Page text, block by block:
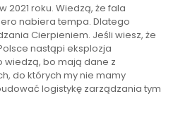
2021 roku. Wiedzą, że fala
nabiera tempa. Dlatego
Cierpieniem. Jeśli wiesz, że
nastąpi eksplozja
wiedzą, bo mają dane z
do których my nie mamy
logistykę zarządzania tym